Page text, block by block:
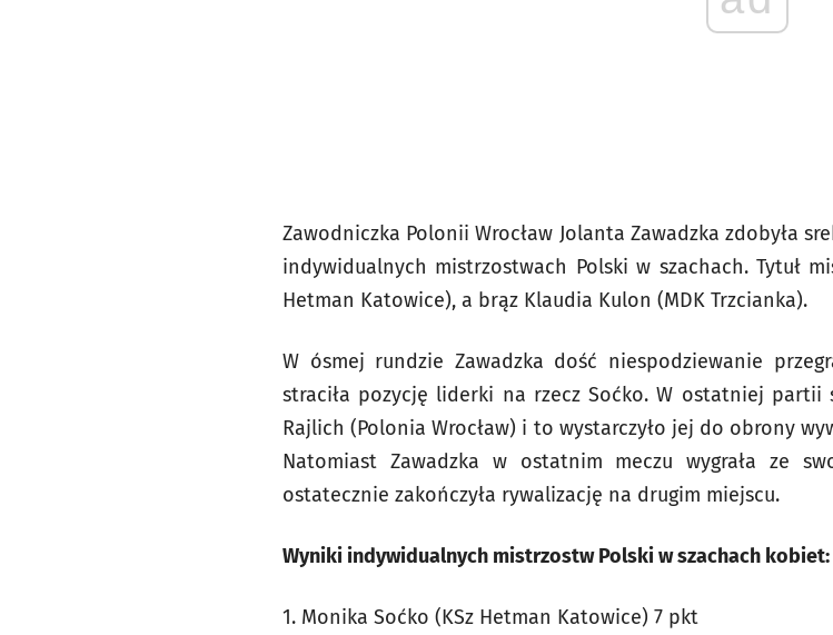
Zawodniczka Polonii Wrocław Jolanta Zawadzka zdobyła
indywidualnych mistrzostwach Polski w szachach. Tytuł
Hetman Katowice), a brąz Klaudia Kulon (MDK Trzcianka).
W ósmej rundzie Zawadzka dość niespodziewanie
straciła pozycję liderki na rzecz Soćko. W ostatniej partii
Rajlich (Polonia Wrocław) i to wystarczyło jej do obrony
Natomiast Zawadzka w ostatnim meczu wygrała ze
ostatecznie zakończyła rywalizację na drugim miejscu.
Wyniki indywidualnych mistrzostw Polski w szachach kobiet:
1. Monika Soćko (KSz Hetman Katowice) 7 pkt